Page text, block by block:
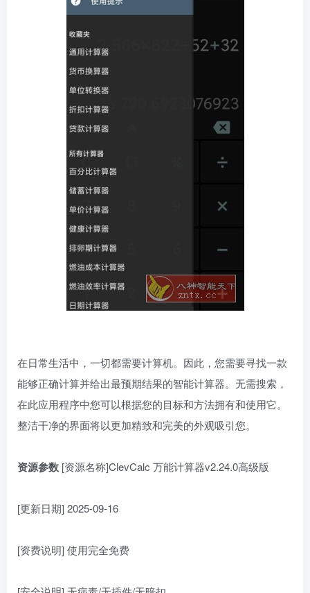
Linux软件
在日常生活中，一切都需要计算机。因此，您需要寻找一款
能够正确计算并给出最预期结果的智能计算器。无需搜索，
在此应用程序中您可以根据您的目标和方法拥有和使用它。
整洁干净的界面将以更加精致和完美的外观吸引您。
资源参数 [资源名称]ClevCalc 万能计算器v2.24.0高级版
[更新日期] 2025-09-16
[资费说明] 使用完全免费